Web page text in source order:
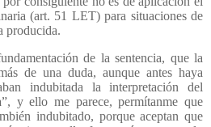
(art. 51 LET) para situaciones de
producida.
de la sentencia, que la
de una duda, aunque antes haya
indubitada la interpretación del
y ello me parece, permítanme que
indubitado, porque aceptan que